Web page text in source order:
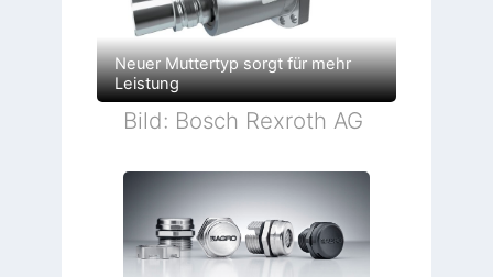
Neuer Muttertyp sorgt für mehr
Leistung
Bild: Bosch Rexroth AG